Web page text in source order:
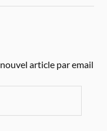
article par email